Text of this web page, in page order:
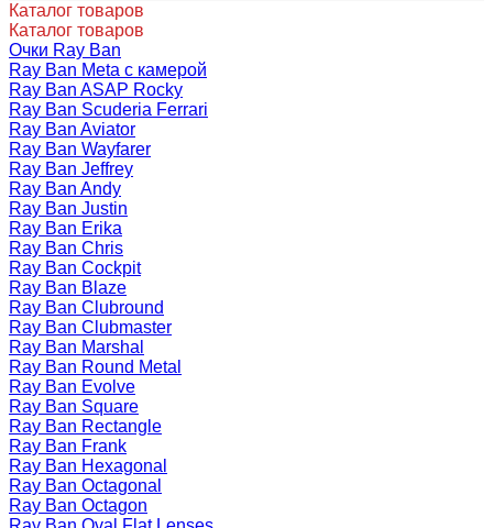
Каталог товаров
Каталог товаров
Очки Ray Ban
Ray Ban Meta с камерой
Ray Ban ASAP Rocky
Ray Ban Scuderia Ferrari
Ray Ban Aviator
Ray Ban Wayfarer
Ray Ban Jeffrey
Ray Ban Andy
Ray Ban Justin
Ray Ban Erika
Ray Ban Chris
Ray Ban Cockpit
Ray Ban Blaze
Ray Ban Clubround
Ray Ban Clubmaster
Ray Ban Marshal
Ray Ban Round Metal
Ray Ban Evolve
Ray Ban Square
Ray Ban Rectangle
Ray Ban Frank
Ray Ban Hexagonal
Ray Ban Octagonal
Ray Ban Octagon